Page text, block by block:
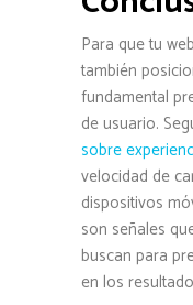
Para que tu
también
fundamental
de usuario.
sobre
velocidad de
dispositivos
son señales
buscan para
en los